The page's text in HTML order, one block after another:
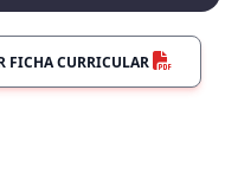
FICHA CURRICULAR